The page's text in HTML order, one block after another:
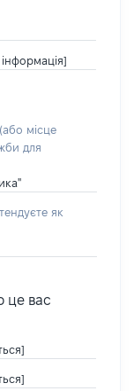
(або місце
для
як
це вас